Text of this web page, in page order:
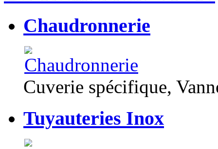
Chaudronnerie
Cuverie spécifique,
Tuyauteries Inox